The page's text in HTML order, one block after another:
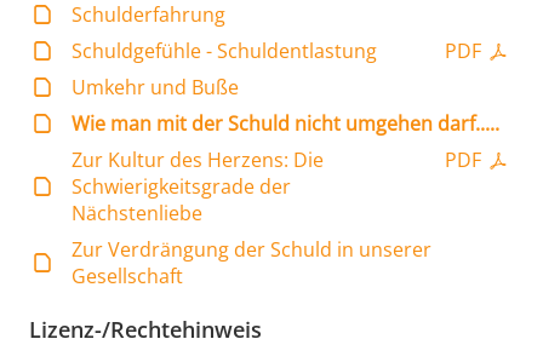
Schulderfahrung
PDF
Schuldgefühle - Schuldentlastung
Umkehr und Buße
Wie man mit der Schuld nicht umgehen darf.....
PDF
Zur Kultur des Herzens: Die
Schwierigkeitsgrade der
Nächstenliebe
Zur Verdrängung der Schuld in unserer
Gesellschaft
Lizenz-/Rechtehinweis